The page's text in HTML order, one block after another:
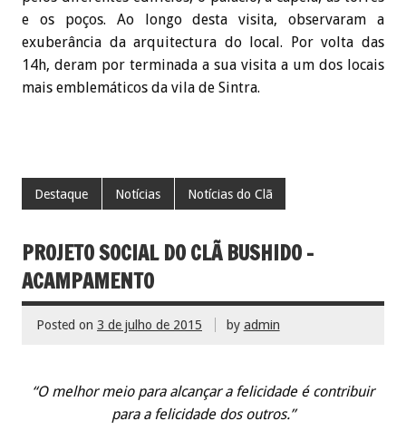
e os poços. Ao longo desta visita, observaram a
exuberância da arquitectura do local. Por volta das
14h, deram por terminada a sua visita a um dos locais
mais emblemáticos da vila de Sintra.
Destaque Notícias Notícias do Clã
PROJETO SOCIAL DO CLÃ BUSHIDO –
ACAMPAMENTO
Posted on 3 de julho de 2015 by admin
“O melhor meio para alcançar a felicidade é contribuir
para a felicidade dos outros.”